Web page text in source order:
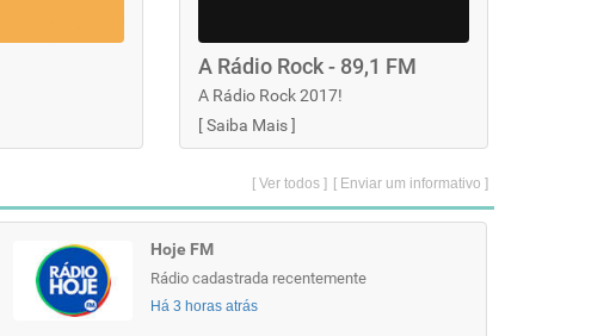
A Rádio Rock - 89,1 FM
A Rádio Rock 2017!
[Saiba Mais]
[ Enviar um informativo ]
[ Ver todos ]
Hoje FM
Rádio cadastrada recentemente
Há 3 horas atrás